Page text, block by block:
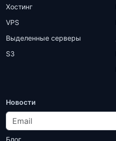
Хостинг
VPS
Выделенные серверы
S3
Новости
Email
Блог